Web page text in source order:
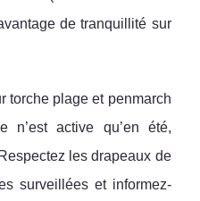
de tranquillité sur
torche plage et penmarch
n’est active qu’en été,
les drapeaux de
surveillées et informez-